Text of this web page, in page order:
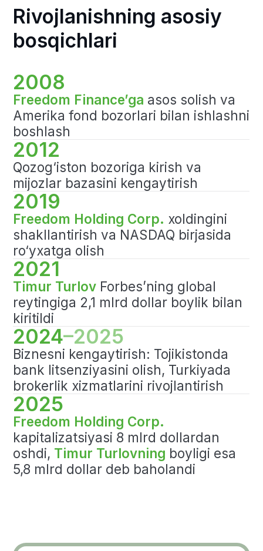
Freedom Holding
Corp.- xalqaro
moliyaviy yetakchi
Timur Turlov rahbarligida
Freedom Holding Corp.
bugungi kunda 22 mamlakatda
faoliyat yuritmoqda.
Freedom Holding Corp.
kompaniyalari Freedom Finance
brendi ostida keng ko‘lamli moliyaviy
va investitsiya mahsulotlarini taqdim
etadi. Shu bilan bir qatorda,
innovatsion to‘lov yechimlari,
jumladan Freedom Pay yo‘nalishi
rivojlanmoqda. Bu esa moliyaviy
xizmatlarni yanada qulay va
texnologik jihatdan ilg‘or qiladi.
Xolding faoliyatining
asosiy yo'nalishlari
Xalqaro bozorlarda brokerlik
xizmatlari va qimmatli qog'ozlar
savdosi
Mavjud mamlakatlarda bank va
yechimlarini integratsiya qilish